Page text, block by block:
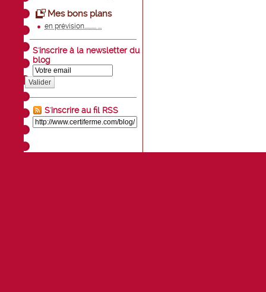
Mes bons plans
en prévision.......... ...
S'inscrire à la newsletter du
blog
Valider
S'inscrire au fil RSS